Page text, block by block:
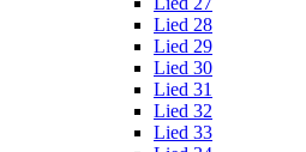
Lied 28
Lied 29
Lied 30
Lied 31
Lied 32
Lied 33